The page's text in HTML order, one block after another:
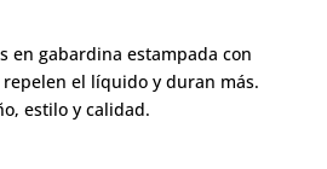
en gabardina estampada con
el líquido y duran más.
estilo y calidad.